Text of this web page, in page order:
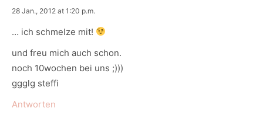
says:
28 Jan., 2012 at 1:20 p.m.
… ich schmelze mit!
und freu mich auch schon.
noch 10wochen bei uns ;)))
ggglg steffi
Antworten